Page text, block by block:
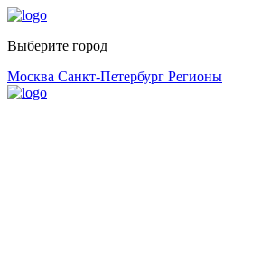
Выберите город
Москва Санкт-Петербург Регионы